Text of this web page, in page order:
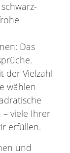
Das
der Vielzahl
wählen
viele Ihrer
erfüllen.
und